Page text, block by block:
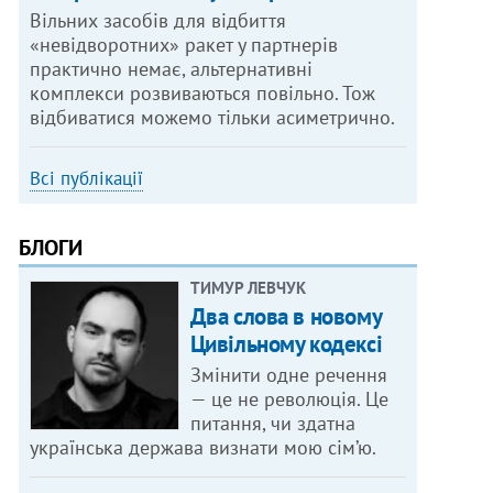
Вільних засобів для відбиття
«невідворотних» ракет у партнерів
практично немає, альтернативні
комплекси розвиваються повільно. Тож
відбиватися можемо тільки асиметрично.
Всі публікації
БЛОГИ
ТИМУР ЛЕВЧУК
Два слова в новому
Цивільному кодексі
Змінити одне речення
— це не революція. Це
питання, чи здатна
українська держава визнати мою сім’ю.